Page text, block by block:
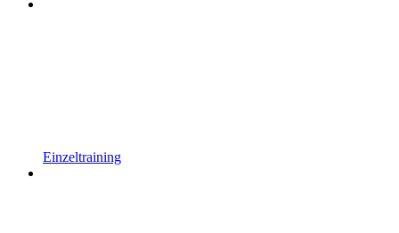
Einzeltraining